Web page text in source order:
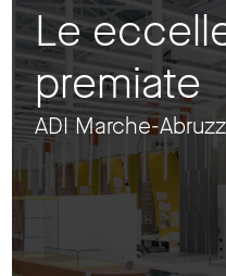
Le
premiate
ADI Marche-